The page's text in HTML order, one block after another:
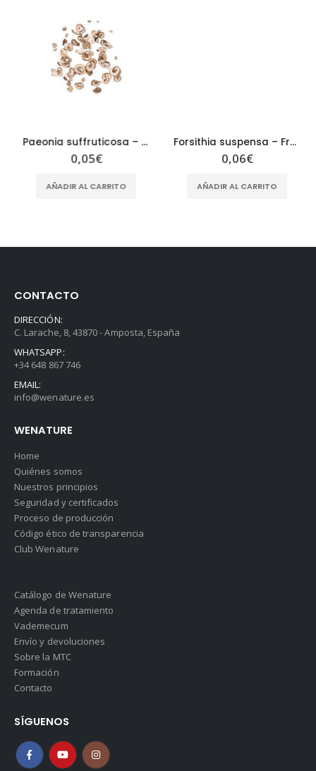
Paeonia suffruticosa – Cortex Radicis Moutan – MU DAN PI
0,05€
AÑADIR AL CARRITO
Forsithia suspensa – Fructus Forsithiae – LIAN QIAO
0,06€
AÑADIR AL CARRITO
CONTACTO
DIRECCIÓN:
C. Larache, 8, 43870 - Amposta, España
WHATSAPP:
+34 648 867 746
EMAIL:
info@wenature.es
WENATURE
Home
Quiénes somos
Nuestros principios
Seguridad y certificados
Proceso de producción
Código ético de transparencia
Club Wenature
Catálogo de Wenature
Agenda de tratamiento
Vademecum
Envío y devoluciones
Sobre la MTC
Formación
Contacto
SÍGUENOS